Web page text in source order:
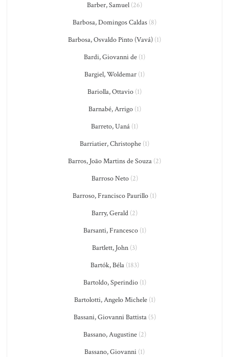
Barber, Samuel (26)
Barbosa, Domingos Caldas (8)
Barbosa, Osvaldo Pinto (Vavá) (1)
Bardi, Giovanni de (1)
Bargiel, Woldemar (1)
Bariolla, Ottavio (1)
Barnabé, Arrigo(1)
Barreto, Uaná (1)
Barriatier, Christophe (1)
Barros, João Martins de Souza (2)
Barroso Neto(2)
Barroso, Francisco Paurillo (1)
Barry, Gerald (2)
Barsanti, Francesco(1)
Bartlett, John (3)
Bartók, Béla(183)
Bartoldo, Sperindio(1)
Bartolotti, Angelo Michele(1)
Bassani, Giovanni Battista(5)
Bassano, Augustine(2)
Bassano, Giovanni (1)